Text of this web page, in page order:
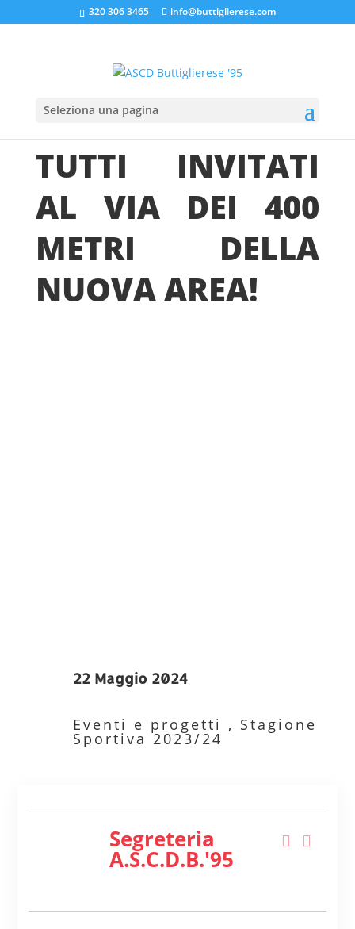
320 306 3465 info@buttiglierese.com
Seleziona una pagina
NUOVA AREA!
TUTTI INVITATI
AL VIA DEI 400
METRI DELLA
NUOVA AREA!
22 Maggio 2024
Eventi e progetti , Stagione
Sportiva 2023/24
Segreteria
A.s.c.d.B.'95